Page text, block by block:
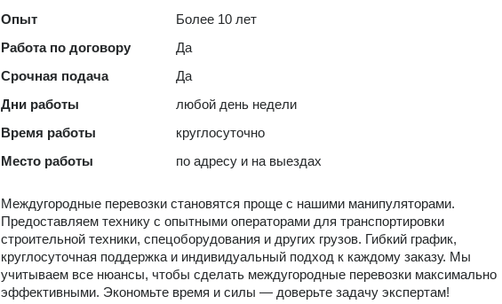
Опыт
Более 10 лет
Работа по договору
Да
Срочная подача
Да
Дни работы
любой день недели
Время работы
круглосуточно
Место работы
по адресу и на выездах
Междугородные перевозки становятся проще с нашими манипуляторами.
Предоставляем технику с опытными операторами для транспортировки
строительной техники, спецоборудования и других грузов. Гибкий график,
круглосуточная поддержка и индивидуальный подход к каждому заказу. Мы
учитываем все нюансы, чтобы сделать междугородные перевозки максимально
эффективными. Экономьте время и силы — доверьте задачу экспертам!